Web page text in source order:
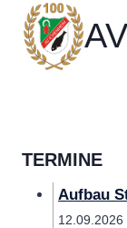
Zum
Inhalt
springen
TERMINE
Aufbau
12.09.2026